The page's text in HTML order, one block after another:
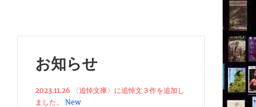
お知らせ
2023.11.26 〈追悼文庫〉に追悼文３作を追加し
ました。
New